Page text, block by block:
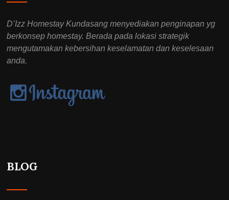
D’Izz Homestay Kundasang menyediakan penginapan yg
berkonsep homestay. Berada pada lokasi strategik
mengutamakan kebersihan keselamatan dan keselesaan
anda.
BLOG